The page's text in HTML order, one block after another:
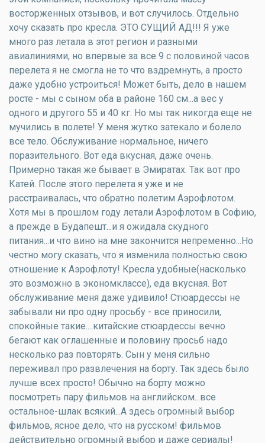
восторженных отзывов, и вот случилось. Отдельно
хочу сказать про кресла. ЭТО СУЩИЙ АД!!! Я уже
много раз летала в этот регион и разными
авиалиниями, но впервые за все 9 с половиной часов
перелета я не смогла не то что вздремнуть, а просто
даже удобно устроиться! Может быть, дело в нашем
росте - мы с сыном оба в районе 160 см...а вес у
одного и другого 55 и 40 кг. Но мы так никогда еще не
мучились в полете! У меня жутко затекало и болело
все тело. Обслуживание нормальное, ничего
поразительного. Вот еда вкусная, даже очень.
Примерно такая же бывает в Эмиратах. Так вот про
Катей. После этого перелета я уже и не
расстраивалась, что обратно полетим Аэрофлотом.
Хотя мы в прошлом году летали Аэрофлотом в Софию,
а прежде в Будапешт...и я ожидала скудного
питания...и что вино на мне закончится непременно...Но
честно могу сказать, что я изменила полностью свою
отношение к Аэрофлоту! Кресла удобные(насколько
это возможно в экономклассе), еда вкусная. Вот
обслуживание меня даже удивило! Стюардессы не
забывали ни про одну просьбу - все приносили,
спокойные такие....китайские стюардессы вечно
бегают как оглашенные и половину просьб надо
несколько раз повторять. Сын у меня сильно
переживал про развлечения на борту. Так здесь было
лучше всех просто! Обычно на борту можно
посмотреть пару фильмов на английском...все
остальное-шлак всякий...А здесь огромный выбор
фильмов, ясное дело, что на русском! фильмов
действительно огромный выбор и даже сериалы!